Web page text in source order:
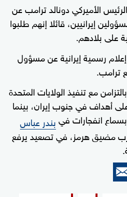
الأميركي دونالد ترامب عن
إيرانيين، قائلا إنهم طلبوا
على بلادهم.
رسمية إيرانية عن مسؤول
ترامب.
مع تنفيذ الولايات المتحدة
أهداف في جنوب إيران، بينما
بسماع انفجارات فيبندر عباس
مضيق هرمز، في تصعيد يرفع